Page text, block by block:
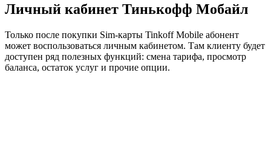
Личный кабинет Тинькофф Мобайл
Только после покупки Sim-карты Tinkoff Mobile абонент
может воспользоваться личным кабинетом. Там клиенту будет
доступен ряд полезных функций: смена тарифа, просмотр
баланса, остаток услуг и прочие опции.